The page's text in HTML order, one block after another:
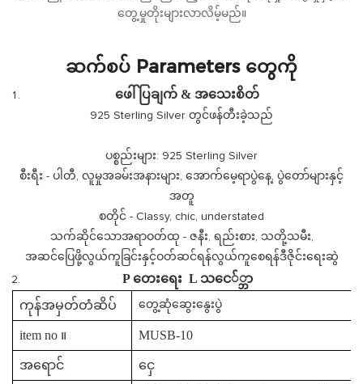
တွေ့မှုတိုးများလာလိမ့်မည်။
ဆက်စပ် Parameters တွေကို
ဖေါ်ပြချက် & အသေးစိတ်
925 Sterling Silver တွင်ဖန်တီးခဲ့သည်
ပစ္စည်းများ: 925 Sterling Silver
စီးရီး - ပါတီ, လူမှုအခမ်းအနားများ, အောက်မေ့ရာပွဲနေ့, ပွဲတော်များနှင့်
အတူ
စတိုင် - Classy, ​​chic, understated
သက်ဆိုင်သောအရာဝတ်ထု - ဇနီး, ရည်းစား, သတို့သမီး,
အဆင်ပြေဖို့လွယ်ကူခြင်းနှင့်ဝတ်ဆင်ရန်လွယ်ကူစေရန်ဒီဇိုင်းရေးဆွဲ
Pတေးရေး Lသငေ်္ဘာ
ကုန်အမှတ်တံဆိပ်
တွေ့ဆုံဆွေးနွေးပွဲ
item no ။ MUSB-10
အရောင် ငှေ